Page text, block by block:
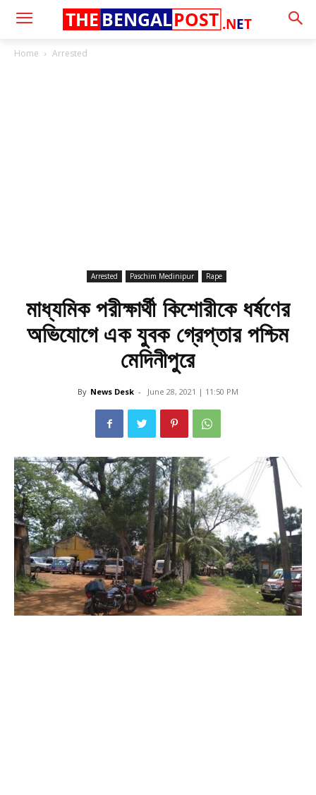
.NET
THE BENGALPOST
Home Arrested
Arrested Paschim Medinipur Rape
মাধ্যমিক পরীক্ষার্থী কিশোরীকে ধর্ষণের
অভিযোগে এক যুবক গ্রেপ্তার পশ্চিম
মেদিনীপুরে
By News Desk - June 28, 2021 | 11:50 PM